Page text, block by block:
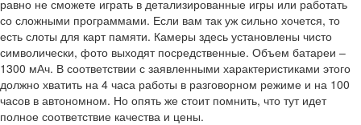
равно не сможете играть в детализированные игры или работать
со сложными программами. Если вам так уж сильно хочется, то
есть слоты для карт памяти. Камеры здесь установлены чисто
символически, фото выходят посредственные. Объем батареи –
1300 мАч. В соответствии с заявленными характеристиками этого
должно хватить на 4 часа работы в разговорном режиме и на 100
часов в автономном. Но опять же стоит помнить, что тут идет
полное соответствие качества и цены.